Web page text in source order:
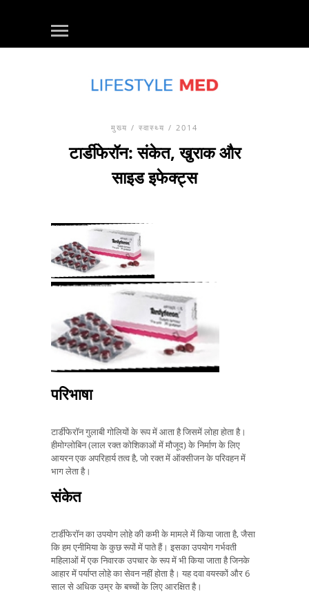
मुख्य / स्वास्थ्य / 2014
टार्डीफेरॉन: संकेत, खुराक और
साइड इफेक्ट्स
परिभाषा
टार्डीफेरॉन गुलाबी गोलियों के रूप में आता है जिसमें लोहा होता है।
हीमोग्लोबिन (लाल रक्त कोशिकाओं में मौजूद) के निर्माण के लिए
आयरन एक अपरिहार्य तत्व है, जो रक्त में ऑक्सीजन के परिवहन में
भाग लेता है।
संकेत
टार्डीफेरॉन का उपयोग लोहे की कमी के मामले में किया जाता है, जैसा
कि हम एनीमिया के कुछ रूपों में पाते हैं। इसका उपयोग गर्भवती
महिलाओं में एक निवारक उपचार के रूप में भी किया जाता है जिनके
आहार में पर्याप्त लोहे का सेवन नहीं होता है। यह दवा वयस्कों और 6
साल से अधिक उम्र के बच्चों के लिए आरक्षित है।